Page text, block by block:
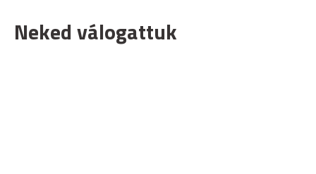
Neked válogattuk